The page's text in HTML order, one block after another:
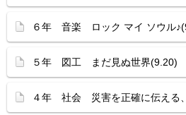
６年 音楽 ロック マイ ソウル
５年 図工 まだ見ぬ世界(9.20)
４年 社会 災害を正確に伝える